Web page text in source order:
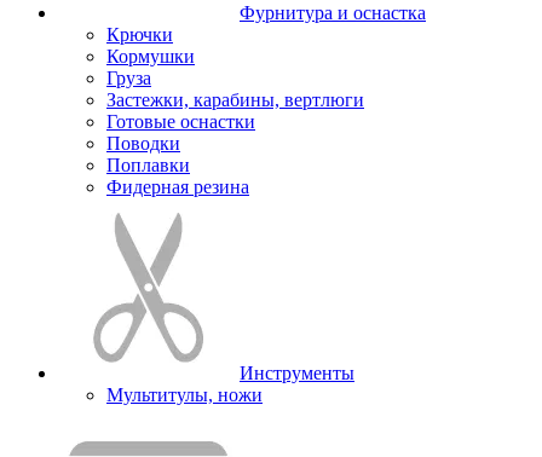
Фурнитура и оснастка
Крючки
Кормушки
Груза
Застежки, карабины, вертлюги
Готовые оснастки
Поводки
Поплавки
Фидерная резина
Инструменты
Мультитулы, ножи